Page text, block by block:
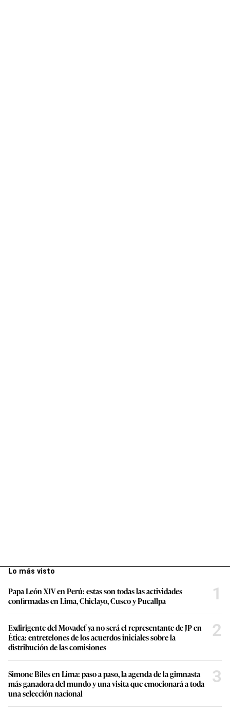
Lo más visto
Papa León XIV en Perú: estas son todas las actividades
confirmadas en Lima, Chiclayo, Cusco y Pucallpa
1
Exdirigente del Movadef ya no será el representante de JP en
Ética: entretelones de los acuerdos iniciales sobre la
distribución de las comisiones
2
Simone Biles en Lima: paso a paso, la agenda de la gimnasta
más ganadora del mundo y una visita que emocionará a toda
una selección nacional
3